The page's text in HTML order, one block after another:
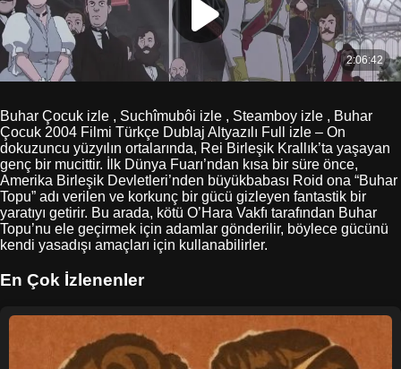
Buhar Çocuk izle , Suchîmubôi izle , Steamboy izle , Buhar
Çocuk 2004 Filmi Türkçe Dublaj Altyazılı Full izle – On
dokuzuncu yüzyılın ortalarında, Rei Birleşik Krallık’ta yaşayan
genç bir mucittir. İlk Dünya Fuarı’ndan kısa bir süre önce,
Amerika Birleşik Devletleri’nden büyükbabası Roid ona “Buhar
Topu” adı verilen ve korkunç bir gücü gizleyen fantastik bir
yaratıyı getirir. Bu arada, kötü O’Hara Vakfı tarafından Buhar
Topu’nu ele geçirmek için adamlar gönderilir, böylece gücünü
kendi yasadışı amaçları için kullanabilirler.
En Çok İzlenenler